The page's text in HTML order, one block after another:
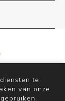
te
van onze